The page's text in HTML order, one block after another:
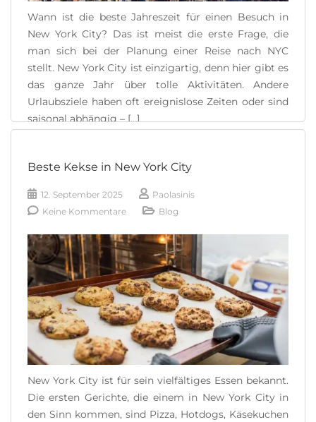
Wann ist die beste Jahreszeit für einen Besuch in
New York City? Das ist meist die erste Frage, die
man sich bei der Planung einer Reise nach NYC
stellt. New York City ist einzigartig, denn hier gibt es
das ganze Jahr über tolle Aktivitäten. Andere
Urlaubsziele haben oft ereignislose Zeiten oder sind
saisonal abhängig – [...]
Beste Kekse in New York City
12. September 2025
Paolasinis
Keine Kommentare
Blog
New York City ist für sein vielfältiges Essen bekannt.
Die ersten Gerichte, die einem in New York City in
den Sinn kommen, sind Pizza, Hotdogs, Käsekuchen